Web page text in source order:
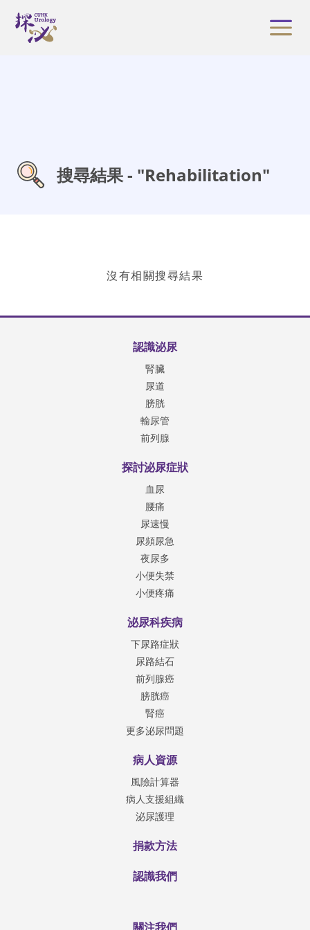
搜尋結果 - "Rehabilitation"
沒有相關搜尋結果
認識泌尿
腎臟
尿道
膀胱
輸尿管
前列腺
探討泌尿症狀
血尿
腰痛
尿速慢
尿頻尿急
夜尿多
小便失禁
小便疼痛
泌尿科疾病
下尿路症狀
尿路結石
前列腺癌
膀胱癌
腎癌
更多泌尿問題
病人資源
風險計算器
病人支援組織
泌尿護理
捐款方法
認識我們